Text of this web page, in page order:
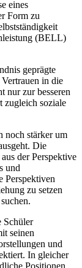
eines
Form zu
(BELL)
geprägte
in die
nur zur besseren
zugleich soziale
noch stärker um
Die
der Perspektive
und
Perspektiven
zu setzen
Schüler
seinen
und
In gleicher